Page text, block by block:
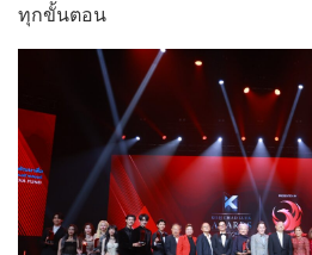
ทุกขั้นตอน